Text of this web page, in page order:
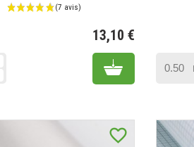
13,10 €
Add to cart
favorite_border